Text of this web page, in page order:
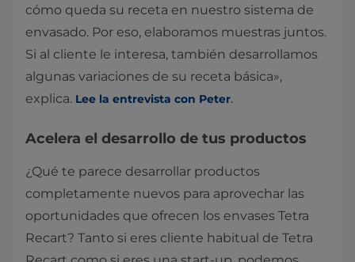
cómo queda su receta en nuestro sistema de
envasado. Por eso, elaboramos muestras juntos.
Si al cliente le interesa, también desarrollamos
algunas variaciones de su receta básica»,
explica. Lee la entrevista con Peter.
Acelera el desarrollo de tus productos
¿Qué te parece desarrollar productos
completamente nuevos para aprovechar las
oportunidades que ofrecen los envases Tetra
Recart? Tanto si eres cliente habitual de Tetra